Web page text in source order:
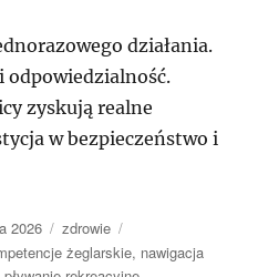
działania.
odpowiedzialność.
zyskują realne
w bezpieczeństwo i
2026 Kategorie
zdrowie
żeglarskie, nawigacja